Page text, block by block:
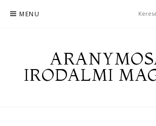
MENU
IRODALMI